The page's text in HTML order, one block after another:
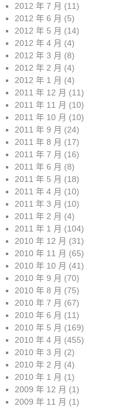
2012 年 7 月 (11)
2012 年 6 月 (5)
2012 年 5 月 (14)
2012 年 4 月 (4)
2012 年 3 月 (8)
2012 年 2 月 (4)
2012 年 1 月 (4)
2011 年 12 月 (11)
2011 年 11 月 (10)
2011 年 10 月 (10)
2011 年 9 月 (24)
2011 年 8 月 (17)
2011 年 7 月 (16)
2011 年 6 月 (8)
2011 年 5 月 (18)
2011 年 4 月 (10)
2011 年 3 月 (10)
2011 年 2 月 (4)
2011 年 1 月 (104)
2010 年 12 月 (31)
2010 年 11 月 (65)
2010 年 10 月 (41)
2010 年 9 月 (70)
2010 年 8 月 (75)
2010 年 7 月 (67)
2010 年 6 月 (11)
2010 年 5 月 (169)
2010 年 4 月 (455)
2010 年 3 月 (2)
2010 年 2 月 (4)
2010 年 1 月 (1)
2009 年 12 月 (1)
2009 年 11 月 (1)